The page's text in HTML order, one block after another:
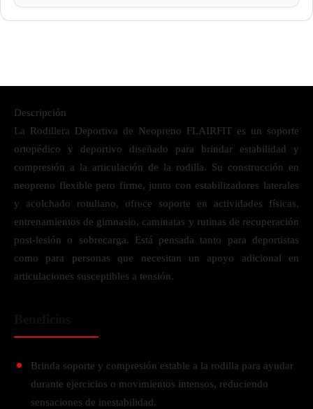
Descripción
La Rodillera Deportiva de Neopreno FLAIRFIT es un soporte
ortopédico y deportivo diseñado para brindar estabilidad y
compresión a la articulación de la rodilla. Su construcción en
neopreno flexible pero firme, junto con estabilizadores laterales
y acolchado rotuliano, ofrece soporte en actividades físicas,
entrenamientos de gimnasio, caminatas y rutinas de recuperación
post-lesión o sobrecarga. Está pensada tanto para deportistas
como para personas que necesitan un apoyo adicional en
articulaciones susceptibles a tensión.
Brinda soporte y compresión estable a la rodilla para ayudar
durante ejercicios o movimientos intensos, reduciendo
sensaciones de inestabilidad.